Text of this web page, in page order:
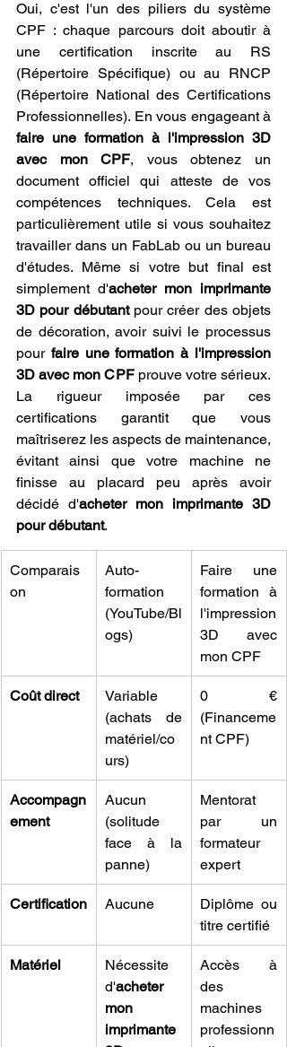
Oui, c'est l'un des piliers du système
CPF : chaque parcours doit aboutir à
une certification inscrite au RS
(Répertoire Spécifique) ou au RNCP
(Répertoire National des Certifications
faire une formation à l'impression 3D
avec mon CPF, vous obtenez un
document officiel qui atteste de vos
compétences techniques. Cela est
particulièrement utile si vous souhaitez
travailler dans un FabLab ou un bureau
d'études. Même si votre but final est
simplement d'acheter mon imprimante
3D pour débutant pour créer des objets
de décoration, avoir suivi le processus
pour faire une formation à l'impression
3D avec mon CPF prouve votre sérieux.
La rigueur imposée par ces
certifications garantit que vous
maîtriserez les aspects de maintenance,
évitant ainsi que votre machine ne
finisse au placard peu après avoir
décidé d'acheter mon imprimante 3D
pour débutant.
Comparais
on
Auto-
formation
(YouTube/Bl
ogs)
Faire une
formation à
l'impression
3D avec
mon CPF
Coût direct
Variable
(achats de
matériel/co
urs)
0 €
(Financeme
nt CPF)
Accompagn
ement
Aucun
(solitude
face à la
panne)
Mentorat
par un
formateur
expert
Certification Aucune
Diplôme ou
titre certifié
Matériel
Nécessite
d'acheter
mon
imprimante
Accès à
des
machines
professionn